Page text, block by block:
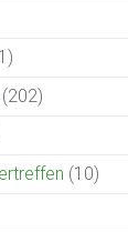
(202)
(10)